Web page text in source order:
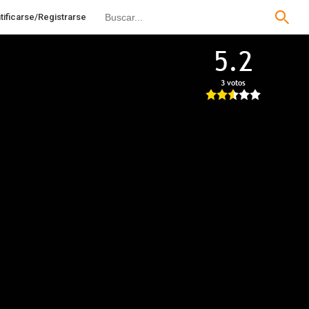
Registrarse
5.2
3 votos